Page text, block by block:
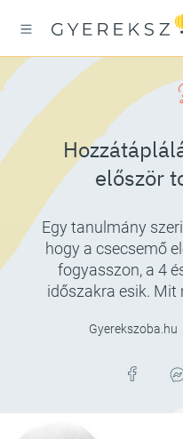
először
Egy tanulmány
hogy a csecsemő
fogyasszon, a 4
időszakra esik. Mit
Gyerekszoba.hu